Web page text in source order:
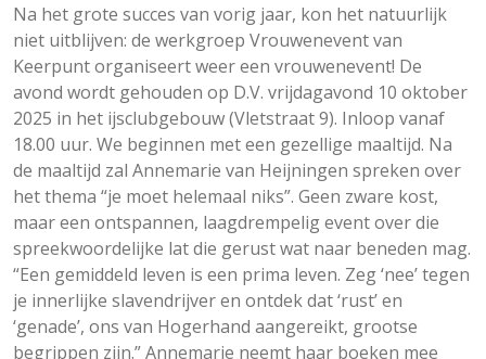
Na het grote succes van vorig jaar, kon het natuurlijk
niet uitblijven: de werkgroep Vrouwenevent van
Keerpunt organiseert weer een vrouwenevent! De
avond wordt gehouden op D.V. vrijdagavond 10 oktober
2025 in het ijsclubgebouw (Vletstraat 9). Inloop vanaf
18.00 uur. We beginnen met een gezellige maaltijd. Na
de maaltijd zal Annemarie van Heijningen spreken over
het thema “je moet helemaal niks”. Geen zware kost,
maar een ontspannen, laagdrempelig event over die
spreekwoordelijke lat die gerust wat naar beneden mag.
“Een gemiddeld leven is een prima leven. Zeg ‘nee’ tegen
je innerlijke slavendrijver en ontdek dat ‘rust’ en
‘genade’, ons van Hogerhand aangereikt, grootse
begrippen zijn.” Annemarie neemt haar boeken mee